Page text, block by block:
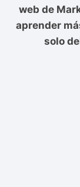
web de
aprender
solo